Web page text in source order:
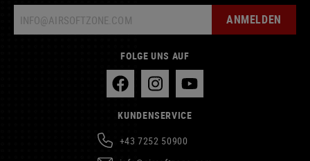
ANMELDEN
FOLGE UNS AUF
KUNDENSERVICE
+43 7252 50900